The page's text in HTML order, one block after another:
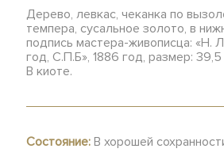
Дерево, левкас, чеканка по
темпера, сусальное золото, в
подпись мастера-живописца: «Н.
год, С.П.Б», 1886 год, размер:
В киоте.
Состояние: В хорошей